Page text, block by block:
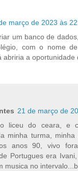
março de 2023 às
um banco de
com o nome
abriria a oportunidade
21 de março de
liceu do ceara, e
minha turma,
anos 90, vivo
Portugues era
musica no